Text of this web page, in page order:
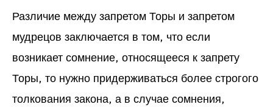
Различие между запретом Торы и запретом
мудрецов заключается в том, что если
возникает сомнение, относящееся к запрету
Торы, то нужно придерживаться более строгого
толкования закона, а в случае сомнения,